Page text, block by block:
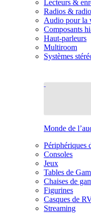
Lecteurs &
Radios &
Audio pour la
Composants
Haut-parleurs
Multiroom
Systèmes
Monde de
Périphériques
Consoles
Jeux
Tables de
Chaises de
Figurines
Casques de
Streaming